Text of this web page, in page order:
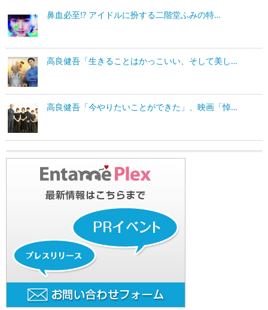
鼻血必至!? アイドルに扮する二階堂ふみの特…
高良健吾「生きることはかっこいい、そして美し…
高良健吾「今やりたいことができた」、映画「悼…